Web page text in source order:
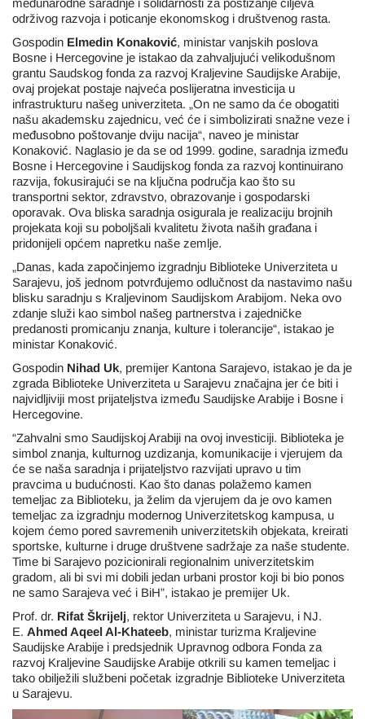
održivog razvoja i poticanje ekonomskog i društvenog rasta.
Gospodin Elmedin Konaković, ministar vanjskih poslova
Bosne i Hercegovine je istakao da zahvaljujući velikodušnom
grantu Saudskog fonda za razvoj Kraljevine Saudijske Arabije,
ovaj projekat postaje najveća poslijeratna investicija u
infrastrukturu našeg univerziteta. „On ne samo da će obogatiti
našu akademsku zajednicu, već će i simbolizirati snažne veze i
međusobno poštovanje dviju nacija“, naveo je ministar
Konaković. Naglasio je da se od 1999. godine, saradnja između
Bosne i Hercegovine i Saudijskog fonda za razvoj kontinuirano
razvija, fokusirajući se na ključna područja kao što su
transportni sektor, zdravstvo, obrazovanje i gospodarski
oporavak. Ova bliska saradnja osigurala je realizaciju brojnih
projekata koji su poboljšali kvalitetu života naših građana i
pridonijeli općem napretku naše zemlje.
„Danas, kada započinjemo izgradnju Biblioteke Univerziteta u
Sarajevu, još jednom potvrđujemo odlučnost da nastavimo našu
blisku saradnju s Kraljevinom Saudijskom Arabijom. Neka ovo
zdanje služi kao simbol našeg partnerstva i zajedničke
predanosti promicanju znanja, kulture i tolerancije“, istakao je
ministar Konaković.
Gospodin Nihad Uk, premijer Kantona Sarajevo, istakao je da je
zgrada Biblioteke Univerziteta u Sarajevu značajna jer će biti i
najvidljiviji most prijateljstva između Saudijske Arabije i Bosne i
Hercegovine.
“Zahvalni smo Saudijskoj Arabiji na ovoj investiciji. Biblioteka je
simbol znanja, kulturnog uzdizanja, komunikacije i vjerujem da
će se naša saradnja i prijateljstvo razvijati upravo u tim
pravcima u budućnosti. Kao što danas polažemo kamen
temeljac za Biblioteku, ja želim da vjerujem da je ovo kamen
temeljac za izgradnju modernog Univerzitetskog kampusa, u
kojem ćemo pored savremenih univerzitetskih objekata, kreirati
sportske, kulturne i druge društvene sadržaje za naše studente.
Time bi Sarajevo pozicionirali regionalnim univerzitetskim
gradom, ali bi svi mi dobili jedan urbani prostor koji bi bio ponos
ne samo Sarajeva već i BiH”, istakao je premijer Uk.
Prof. dr. Rifat Škrijelj, rektor Univerziteta u Sarajevu, i NJ.
E. Ahmed Aqeel Al-Khateeb, ministar turizma Kraljevine
Saudijske Arabije i predsjednik Upravnog odbora Fonda za
razvoj Kraljevine Saudijske Arabije otkrili su kamen temeljac i
tako obilježili službeni početak izgradnje Biblioteke Univerziteta
u Sarajevu.